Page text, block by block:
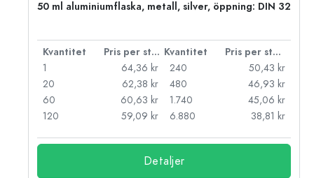
50 ml aluminiumflaska, metall, silver, öppning: DIN 32
Kvantitet Pris per styck Kvantitet
Pris per styck
1
64,36 kr
20
62,38 kr
60
60,63 kr
120
59,09 kr
240
50,43 kr
480
46,93 kr
1.740
45,06 kr
6.880
38,81 kr
Detaljer